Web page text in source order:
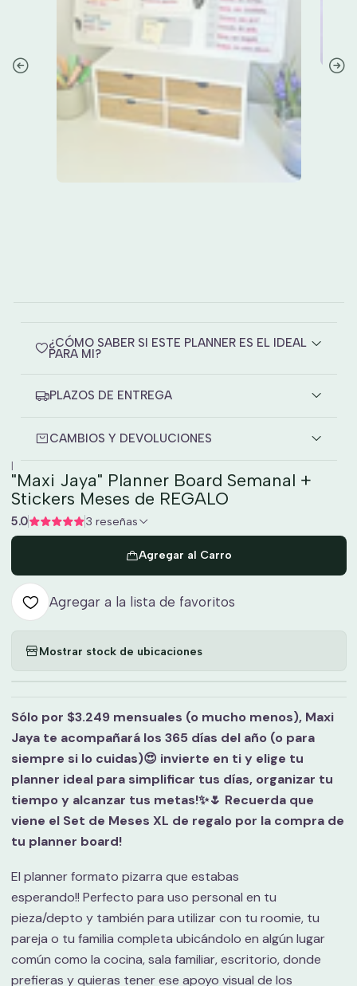
¿CÓMO SABER SI ESTE PLANNER ES EL IDEAL
PARA MI?
PLAZOS DE ENTREGA
CAMBIOS Y DEVOLUCIONES
|
"Maxi Jaya" Planner Board Semanal +
Stickers Meses de REGALO
5.0 3 reseñas
Agregar al Carro
Agregar a la lista de favoritos
Mostrar stock de ubicaciones
Sólo por $3.249 mensuales (o mucho menos), Maxi
Jaya te acompañará los 365 días del año (o para
siempre si lo cuidas)😍 invierte en ti y elige tu
planner ideal para simplificar tus días, organizar tu
tiempo y alcanzar tus metas!✨🌷 Recuerda que
viene el Set de Meses XL de regalo por la compra de
tu planner board!
El planner formato pizarra que estabas
esperando!! Perfecto para uso personal en tu
pieza/depto y también para utilizar con tu roomie, tu
pareja o tu familia completa ubicándolo en algún lugar
común como la cocina, sala familiar, escritorio, donde
prefieras y quieras tener ese apoyo visual de los